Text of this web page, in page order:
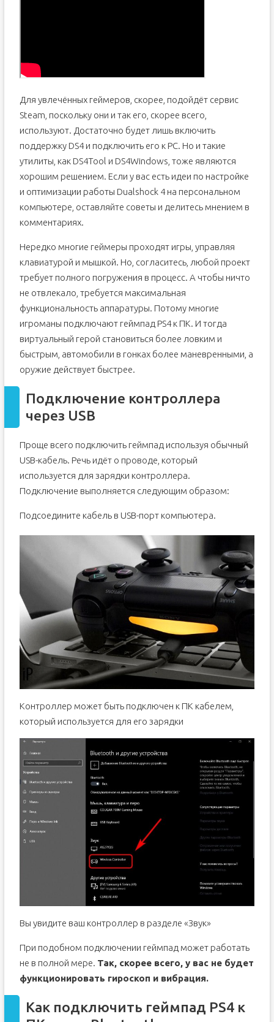
Для увлечённых геймеров, скорее, подойдёт сервис
Steam, поскольку они и так его, скорее всего,
используют. Достаточно будет лишь включить
поддержку DS4 и подключить его к PC. Но и такие
утилиты, как DS4Tool и DS4Windows, тоже являются
хорошим решением. Если у вас есть идеи по настройке
и оптимизации работы Dualshock 4 на персональном
компьютере, оставляйте советы и делитесь мнением в
комментариях.
Нередко многие геймеры проходят игры, управляя
клавиатурой и мышкой. Но, согласитесь, любой проект
требует полного погружения в процесс. А чтобы ничто
не отвлекало, требуется максимальная
функциональность аппаратуры. Потому многие
игроманы подключают геймпад PS4 к ПК. И тогда
виртуальный герой становиться более ловким и
быстрым, автомобили в гонках более маневренными, а
оружие действует быстрее.
Подключение контроллера
через USB
Проще всего подключить геймпад используя обычный
USB-кабель. Речь идёт о проводе, который
используется для зарядки контроллера.
Подключение выполняется следующим образом:
Подсоедините кабель в USB-порт компьютера.
Контроллер может быть подключен к ПК кабелем,
который используется для его зарядки
Вы увидите ваш контроллер в разделе «Звук»
При подобном подключении геймпад может работать
не в полной мере. Так, скорее всего, у вас не будет
функционировать гироскоп и вибрация.
Как подключить геймпад PS4 к